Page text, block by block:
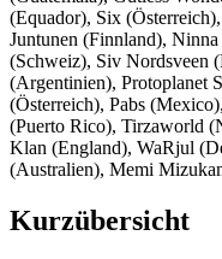
(Equador), Six
Juntunen (Finnland),
(Schweiz), Siv Nordsveen
(Argentinien), Protoplanet
(Österreich), Pabs
(Puerto Rico), Tirzaworld
Klan (England), WaRjul
(Australien), Memi
Kurzübersicht